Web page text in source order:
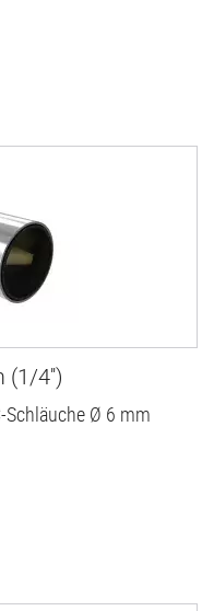
(1/4'')
Schläuche Ø 6 mm